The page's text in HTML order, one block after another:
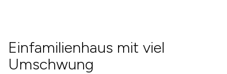
Einfamilienhaus mit viel
Umschwung